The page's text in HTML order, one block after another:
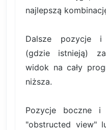
najlepszą
Dalsze pozycje i
(gdzie istnieją)
widok na cały
niższa.
Pozycje boczne i
"obstructed view"